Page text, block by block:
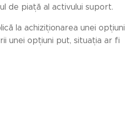
de piață al activului suport.
la achiziționarea unei opțiuni
unei opțiuni put, situația ar fi